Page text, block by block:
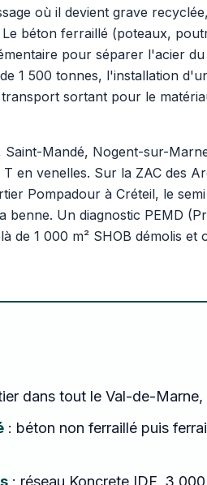
où il devient grave
béton ferraillé (poteaux,
pour séparer l'acier
1 500 tonnes, l'installation
sortant pour le
Saint-Mandé, Nogent-sur-
en venelles. Sur la ZAC des
Pompadour à Créteil, le
benne. Un diagnostic PEMD
de 1 000 m² SHOB démolis et
dans tout le Val-de-
: béton non ferraillé puis
: réseau Koncrete IDF, 3